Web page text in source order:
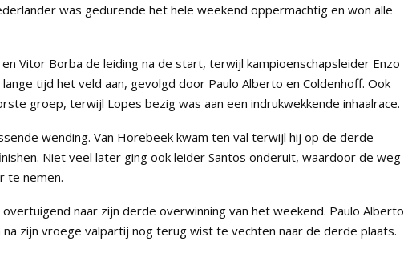
was gedurende het hele weekend oppermachtig en won alle
Vitor Borba de leiding na de start, terwijl kampioenschapsleider Enzo
tijd het veld aan, gevolgd door Paulo Alberto en Coldenhoff. Ook
groep, terwijl Lopes bezig was aan een indrukwekkende inhaalrace.
wending. Van Horebeek kwam ten val terwijl hij op de derde
Niet veel later ging ook leider Santos onderuit, waardoor de weg
te nemen.
naar zijn derde overwinning van het weekend. Paulo Alberto
zijn vroege valpartij nog terug wist te vechten naar de derde plaats.